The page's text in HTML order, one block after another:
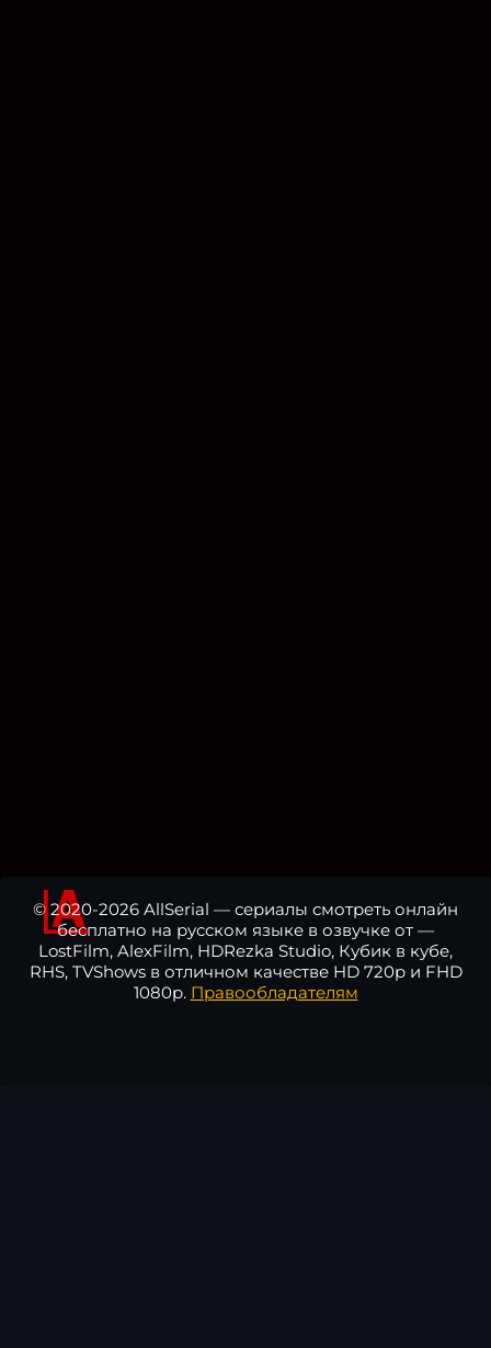
© 2020-2026 AllSerial — сериалы смотреть онлайн
бесплатно на русском языке в озвучке от —
LostFilm, AlexFilm, HDRezka Studio, Кубик в кубе,
RHS, TVShows в отличном качестве HD 720p и FHD
1080p. Правообладателям